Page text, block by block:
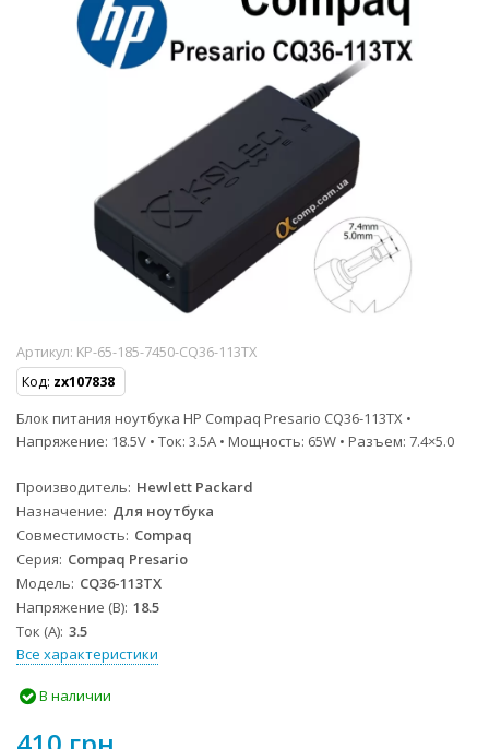
Артикул: KP-65-185-7450-CQ36-113TX
Код: zx107838
Блок питания ноутбука HP Compaq Presario CQ36-113TX •
Напряжение: 18.5V • Ток: 3.5A • Мощность: 65W • Разъем: 7.4×5.0
Производитель Hewlett Packard
Назначение Для ноутбука
Совместимость Compaq
Серия Compaq Presario
Модель CQ36-113TX
Напряжение (В) 18.5
Ток (А) 3.5
Все характеристики
В наличии